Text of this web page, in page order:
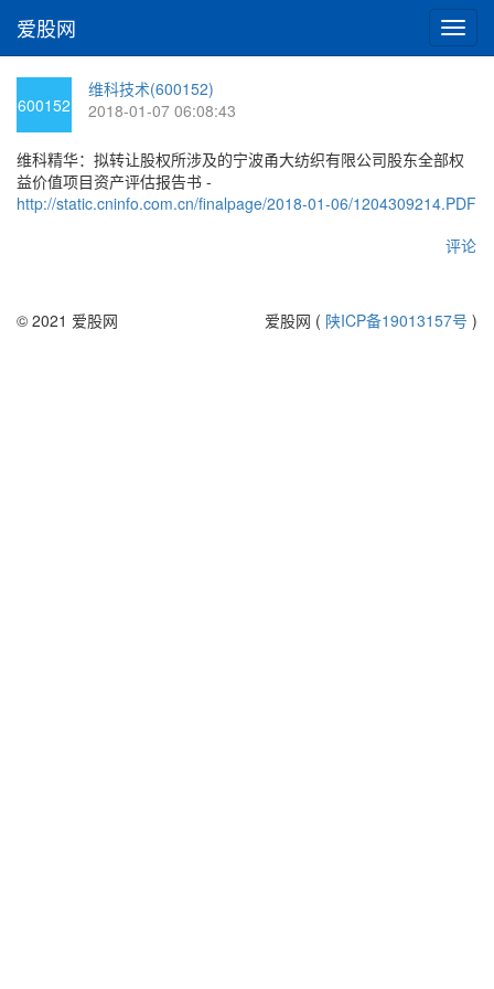
切
换
爱股网
600152
维科技术(600152)
2018-01-07 06:08:43
维科精华：拟转让股权所涉及的宁波甬大纺织有限公司股东全部权
益价值项目资产评估报告书 -
http://static.cninfo.com.cn/finalpage/2018-01-06/1204309214.PDF
评论
© 2021 爱股网 爱股网 ( 陕ICP备19013157号 )